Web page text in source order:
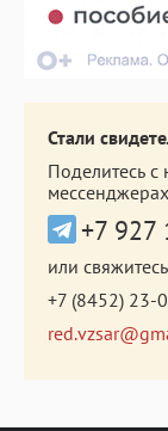
Стали
Поделитесь
+7 927
или
+7 (8452) 23-